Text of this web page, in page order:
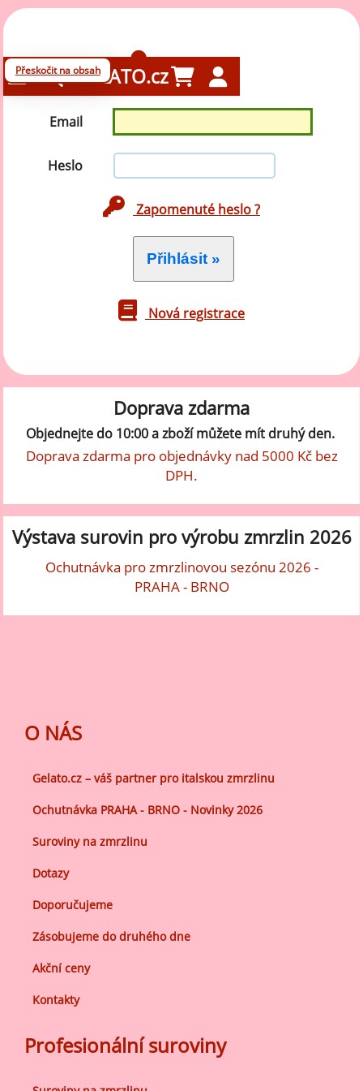
Přeskočit na obsahGELATO.czPřihlášení
Email
Heslo
Zapomenuté heslo ?
Nová registrace
Doprava zdarma
Objednejte do 10:00 a zboží můžete mít druhý den.
Doprava zdarma pro objednávky nad 5000 Kč bez
DPH.
Výstava surovin pro výrobu zmrzlin 2026
Ochutnávka pro zmrzlinovou sezónu 2026 -
PRAHA - BRNO
O NÁS
Gelato.cz – váš partner pro italskou zmrzlinu
Ochutnávka PRAHA - BRNO - Novinky 2026
Suroviny na zmrzlinu
Dotazy
Doporučujeme
Zásobujeme do druhého dne
Akční ceny
Kontakty
Profesionální suroviny